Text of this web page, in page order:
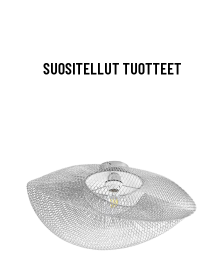
SUOSITELLUT TUOTTEET